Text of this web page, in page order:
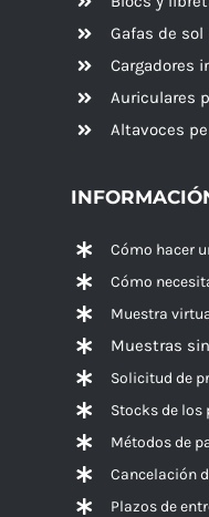
Gafas de
Cargadores
Auriculares
Altavoces
Cómo hacer
Cómo
Muestra
Muestras
Solicitud de
Stocks de los
Métodos de
Cancelación
Plazos de